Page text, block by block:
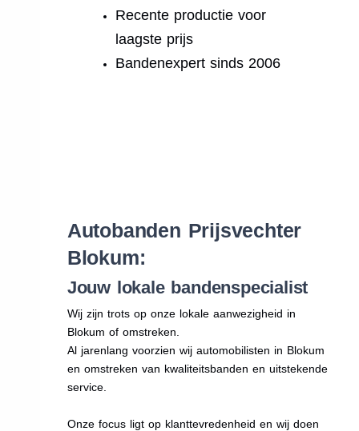
Recente productie voor
laagste prijs
Bandenexpert sinds 2006
Autobanden Prijsvechter
Blokum:
Jouw lokale bandenspecialist
Wij zijn trots op onze lokale aanwezigheid in
Blokum of omstreken.
Al jarenlang voorzien wij automobilisten in Blokum
en omstreken van kwaliteitsbanden en uitstekende
service.
Onze focus ligt op klanttevredenheid en wij doen